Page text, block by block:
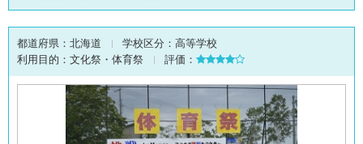
都道府県： 北海道 学校区分： 高等学校
利用目的： 文化祭・体育祭 評価：